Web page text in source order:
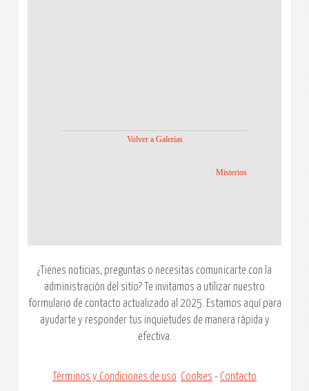
Volver a Galerias
Misterios
¿Tienes noticias, preguntas o necesitas comunicarte con la
administración del sitio? Te invitamos a utilizar nuestro
formulario de contacto actualizado al 2025. Estamos aquí para
ayudarte y responder tus inquietudes de manera rápida y
efectiva.
Términos y Condiciones de uso Cookies - Contacto